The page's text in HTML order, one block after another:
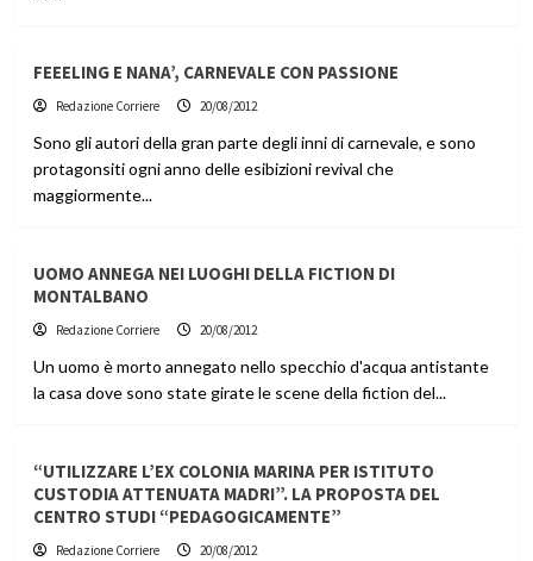
FEEELING E NANA’, CARNEVALE CON PASSIONE
Redazione Corriere 20/08/2012
Sono gli autori della gran parte degli inni di carnevale, e sono
protagonsiti ogni anno delle esibizioni revival che
maggiormente...
UOMO ANNEGA NEI LUOGHI DELLA FICTION DI
MONTALBANO
Redazione Corriere 20/08/2012
Un uomo è morto annegato nello specchio d'acqua antistante
la casa dove sono state girate le scene della fiction del...
“UTILIZZARE L’EX COLONIA MARINA PER ISTITUTO
CUSTODIA ATTENUATA MADRI”. LA PROPOSTA DEL
CENTRO STUDI “PEDAGOGICAMENTE”
Redazione Corriere 20/08/2012